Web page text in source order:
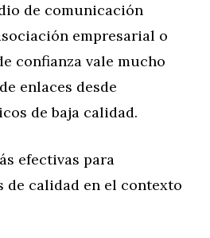
de comunicación
empresarial o
confianza vale mucho
enlaces desde
de baja calidad.
efectivas para
de calidad en el contexto